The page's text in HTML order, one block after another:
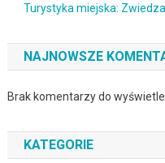
Turystyka miejska:
NAJNOWSZE
Brak komentarzy do
KATEGORIE